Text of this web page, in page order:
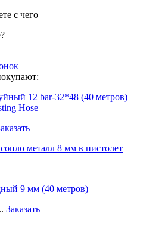
с чего
Заказать